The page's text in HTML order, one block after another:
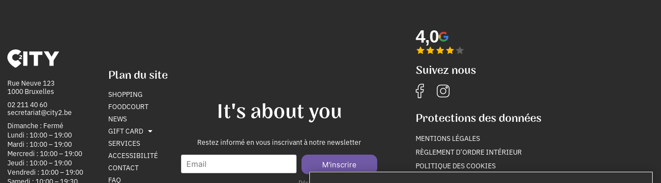
Rue Neuve 123
1000 Bruxelles
02 211 40 60
secretariat@city2.be
Dimanche : Fermé
Lundi : 10:00 – 19:00
Mardi : 10:00 – 19:00
Mercredi : 10:00 – 19:00
Jeudi : 10:00 – 19:00
Vendredi : 10:00 – 19:00
Plan du site
SHOPPING
FOODCOURT
NEWS
GIFT CARD
SERVICES
ACCESSIBILITÉ
CONTACT
FAQ
It's about you
Restez informé en vous inscrivant à notre newsletter
m
m
M'inscrire
4,0
Suivez nous
Protections des données
MENTIONS LÉGALES
RÈGLEMENT D’ORDRE INTÉRIEUR
POLITIQUE DES COOKIES